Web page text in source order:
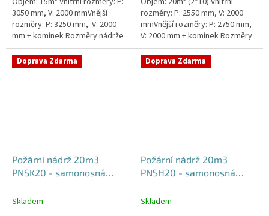
3050 mm, V: 2000 mmVnější
rozměry: P: 3250 mm, V: 2000
mm + komínek Rozměry nádrže
možno jakkoliv upravit -
vyrobíme nádrž na míru!Nádrž...
rozměry: P: 2550 mm, V: 2000
mmVnější rozměry: P: 2750 mm,
V: 2000 mm + komínek Rozměry
nádrže možno jakkoliv upravit -
vyrobíme nádrž na...
Doprava Zdarma
Požární nádrž 20m3
PNSK20 - samonosná
Skladem
Doprava Zdarma
Požární nádrž 20m3
PNSH20 - samonosná
Skladem